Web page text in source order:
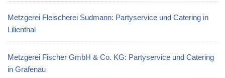
Metzgerei Fleischerei Sudmann: Partyservice und Catering in
Lilienthal
Metzgerei Fischer GmbH & Co. KG: Partyservice und Catering
in Grafenau